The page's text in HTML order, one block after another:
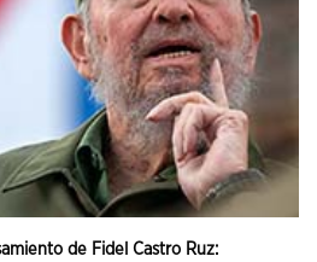
de Fidel Castro Ruz: